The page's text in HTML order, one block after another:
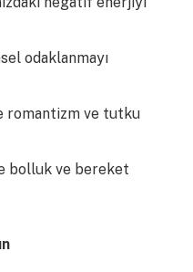
odaklanmayı
romantizm ve tutku
bolluk ve bereket